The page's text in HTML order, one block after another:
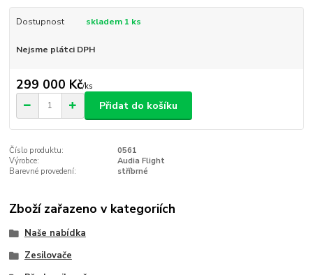
Dostupnost skladem 1 ks
Nejsme plátci DPH
299 000 Kč/ks
Přidat do košíku
Číslo produktu:
0561
Výrobce:
Audia Flight
Barevné provedení:
stříbrné
Zboží zařazeno v kategoriích
Naše nabídka
Zesilovače